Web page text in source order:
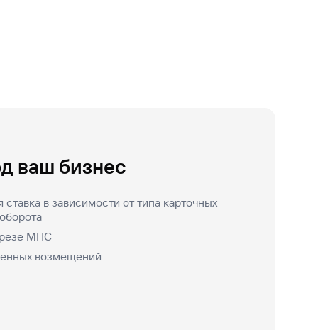
ваш бизнес
в зависимости от типа карточных
МПС
возмещений